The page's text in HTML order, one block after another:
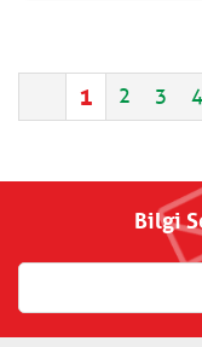
1 2 3 4
Bilgi